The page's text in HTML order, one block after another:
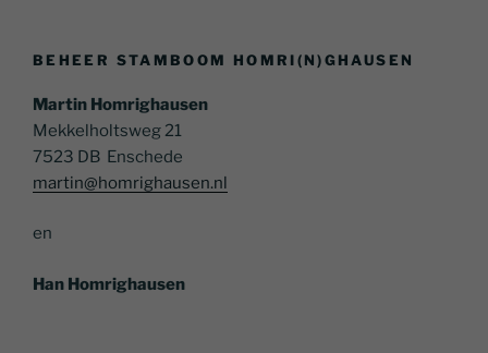
BEHEER STAMBOOM HOMRI(N)GHAUSEN
Martin Homrighausen
Mekkelholtsweg 21
7523 DB Enschede
martin@homrighausen.nl
en
Han Homrighausen